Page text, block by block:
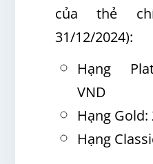
của thẻ
31/12/2024):
Hạng
VND
Hạng Gold:
Hạng